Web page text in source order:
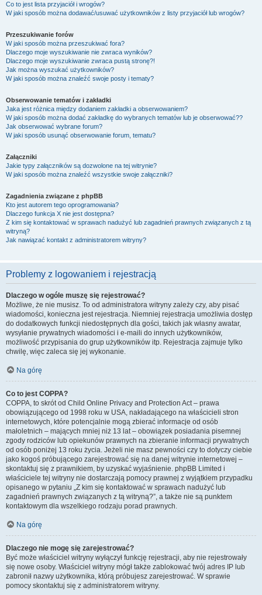
Co to jest lista przyjaciół i wrogów?
W jaki sposób można dodawać/usuwać użytkowników z listy przyjaciół lub wrogów?
Przeszukiwanie forów
W jaki sposób można przeszukiwać fora?
Dlaczego moje wyszukiwanie nie zwraca wyników?
Dlaczego moje wyszukiwanie zwraca pustą stronę?!
Jak można wyszukać użytkowników?
W jaki sposób można znaleźć swoje posty i tematy?
Obserwowanie tematów i zakładki
Jaka jest różnica między dodaniem zakładki a obserwowaniem?
W jaki sposób można dodać zakładkę do wybranych tematów lub je obserwować??
Jak obserwować wybrane forum?
W jaki sposób usunąć obserwowanie forum, tematu?
Załączniki
Jakie typy załączników są dozwolone na tej witrynie?
W jaki sposób można znaleźć wszystkie swoje załączniki?
Zagadnienia związane z phpBB
Kto jest autorem tego oprogramowania?
Dlaczego funkcja X nie jest dostępna?
Z kim się kontaktować w sprawach nadużyć lub zagadnień prawnych związanych z tą
witryną?
Jak nawiązać kontakt z administratorem witryny?
Problemy z logowaniem i rejestracją
Dlaczego w ogóle muszę się rejestrować?
Możliwe, że nie musisz. To od administratora witryny zależy czy, aby pisać
wiadomości, konieczna jest rejestracja. Niemniej rejestracja umożliwia dostęp
do dodatkowych funkcji niedostępnych dla gości, takich jak własny awatar,
wysyłanie prywatnych wiadomości i e-maili do innych użytkowników,
możliwość przypisania do grup użytkowników itp. Rejestracja zajmuje tylko
chwilę, więc zaleca się jej wykonanie.
Na górę
Co to jest COPPA?
COPPA, to skrót od Child Online Privacy and Protection Act – prawa
obowiązującego od 1998 roku w USA, nakładającego na właścicieli stron
internetowych, które potencjalnie mogą zbierać informacje od osób
małoletnich – mających mniej niż 13 lat – obowiązek posiadania pisemnej
zgody rodziców lub opiekunów prawnych na zbieranie informacji prywatnych
od osób poniżej 13 roku życia. Jeżeli nie masz pewności czy to dotyczy ciebie
jako kogoś próbującego zarejestrować się na danej witrynie internetowej –
skontaktuj się z prawnikiem, by uzyskać wyjaśnienie. phpBB Limited i
właściciele tej witryny nie dostarczają pomocy prawnej z wyjątkiem przypadku
opisanego w pytaniu „Z kim się kontaktować w sprawach nadużyć lub
zagadnień prawnych związanych z tą witryną?”, a także nie są punktem
kontaktowym dla wszelkiego rodzaju porad prawnych.
Na górę
Dlaczego nie mogę się zarejestrować?
Być może właściciel witryny wyłączył funkcję rejestracji, aby nie rejestrowały
się nowe osoby. Właściciel witryny mógł także zablokować twój adres IP lub
zabronił nazwy użytkownika, którą próbujesz zarejestrować. W sprawie
pomocy skontaktuj się z administratorem witryny.